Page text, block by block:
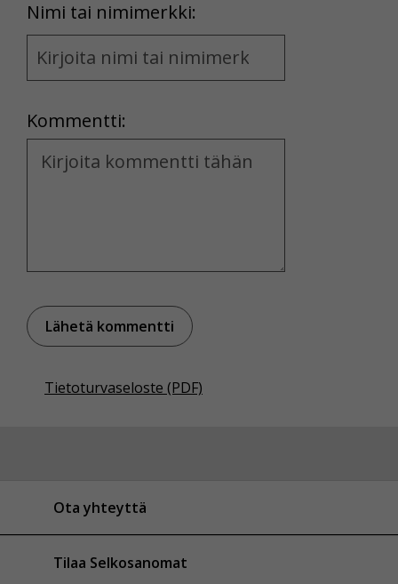
Nimi tai nimimerkki:
Name
and
Kommentti:
Kommentti
Tietoturvaseloste (PDF)
Ota yhteyttä
Tilaa Selkosanomat